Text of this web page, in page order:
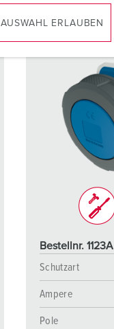
AUSWAHL ERLAUBEN
Bestellnr. 1123A
Schutzart
Ampere
Pole